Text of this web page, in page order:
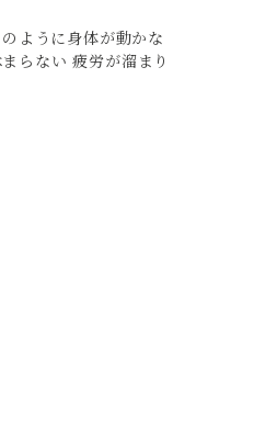
ように身体が動かな
らない 疲労が溜まり